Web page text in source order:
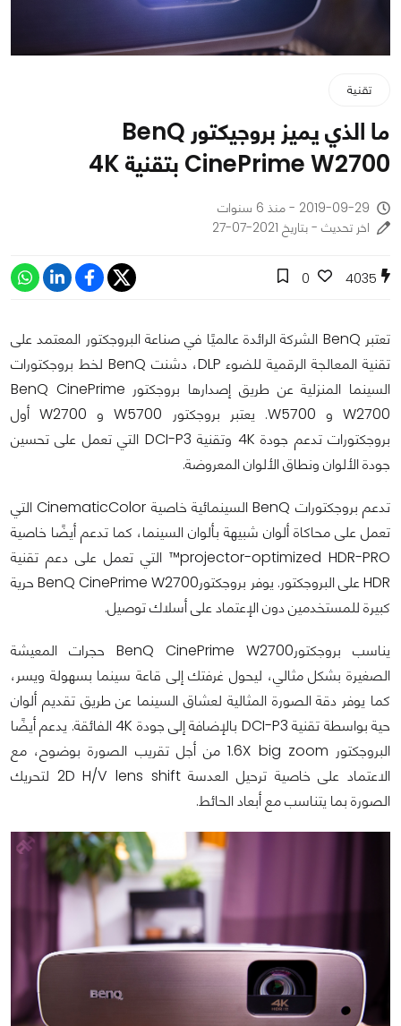
تقنية
ما الذي يميز بروجيكتور BenQ
CinePrime W2700 بتقنية 4K
2019-09-29 - منذ 6 سنوات
اخر تحديث - بتاريخ 2021-07-27
4035
0
تعتبر BenQ الشركة الرائدة عالميًا في صناعة البروجكتور المعتمد على
تقنية المعالجة الرقمية للضوء DLP، دشنت BenQ لخط بروجكتورات
السينما المنزلية عن طريق إصدارها بروجكتور BenQ CinePrime
W2700 و W5700. يعتبر بروجكتور W5700 و W2700 أول
بروجكتورات تدعم جودة 4K وتقنية DCI-P3 التي تعمل على تحسين
جودة الألوان ونطاق الألوان المعروضة.
تدعم بروجكتورات BenQ السينمائية خاصية CinematicColor التي
تعمل على محاكاة ألوان شبيهة بألوان السينما، كما تدعم أيضًا خاصية
projector-optimized HDR-PRO™ التي تعمل على دعم تقنية
HDR على البروجكتور. يوفر بروجكتورBenQ CinePrime W2700 حرية
كبيرة للمستخدمين دون الإعتماد على أسلاك توصيل.
يناسب بروجكتورBenQ CinePrime W2700 حجرات المعيشة
الصغيرة بشكل مثالي، ليحول غرفتك إلى قاعة سينما بسهولة ويسر،
كما يوفر دقة الصورة المثالية لعشاق السينما عن طريق تقديم ألوان
حية بواسطة تقنية DCI-P3 بالإضافة إلى جودة 4K الفائقة. يدعم أيضًا
البروجكتور 1.6X big zoom من أجل تقريب الصورة بوضوح، مع
الاعتماد على خاصية ترحيل العدسة 2D H/V lens shift لتحريك
الصورة بما يتناسب مع أبعاد الحائط.